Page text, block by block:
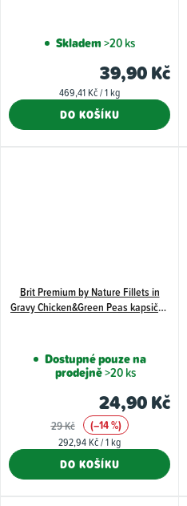
Skladem>20 ks
39,90 Kč
Měrná
469,41 Kč / 1 kg
DO KOŠÍKU
Brit Premium by Nature Fillets in
Gravy Chicken&Green Peas kapsička
Dostupné pouze na
prodejně>20 ks
24,90 Kč
29 Kč (–14 %)
Měrná
292,94 Kč / 1 kg
DO KOŠÍKU